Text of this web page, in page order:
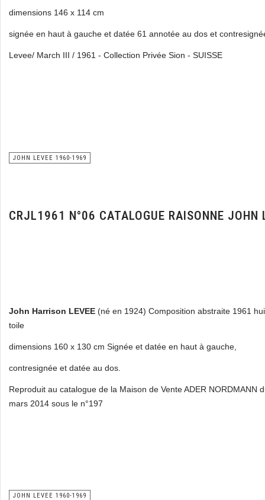
dimensions 146 x 114 cm
signée en haut à gauche et datée 61 annotée au dos et
Levee/ March III / 1961 - Collection Privée Sion - SUISSE
JOHN LEVEE 1960-1969
CRJL1961 N°06 CATALOGUE RAISONNE JOHN
John Harrison LEVEE (né en 1924) Composition abstraite 1961
toile
dimensions 160 x 130 cm Signée et datée en haut à gauche,
contresignée et datée au dos.
Reproduit au catalogue de la Maison de Vente ADER NORDMANN
mars 2014 sous le n°197
JOHN LEVEE 1960-1969